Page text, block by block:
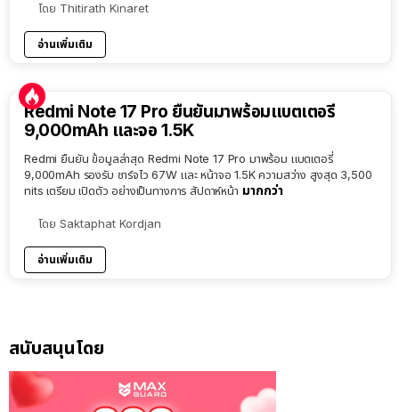
โดย Thitirath Kinaret
อ่านเพิ่มเติม
Redmi Note 17 Pro ยืนยันมาพร้อมแบตเตอรี่
9,000mAh และจอ 1.5K
Redmi ยืนยัน ข้อมูลล่าสุด Redmi Note 17 Pro มาพร้อม แบตเตอรี่
9,000mAh รองรับ ชาร์จไว 67W และ หน้าจอ 1.5K ความสว่าง สูงสุด 3,500
nits เตรียม เปิดตัว อย่างเป็นทางการ สัปดาห์หน้า มากกว่า
โดย Saktaphat Kordjan
อ่านเพิ่มเติม
สนับสนุนโดย